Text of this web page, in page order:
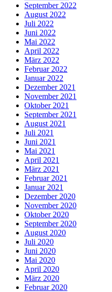
September 2022
August 2022
Juli 2022
Juni 2022
Mai 2022
April 2022
März 2022
Februar 2022
Januar 2022
Dezember 2021
November 2021
Oktober 2021
September 2021
August 2021
Juli 2021
Juni 2021
Mai 2021
April 2021
März 2021
Februar 2021
Januar 2021
Dezember 2020
November 2020
Oktober 2020
September 2020
August 2020
Juli 2020
Juni 2020
Mai 2020
April 2020
März 2020
Februar 2020